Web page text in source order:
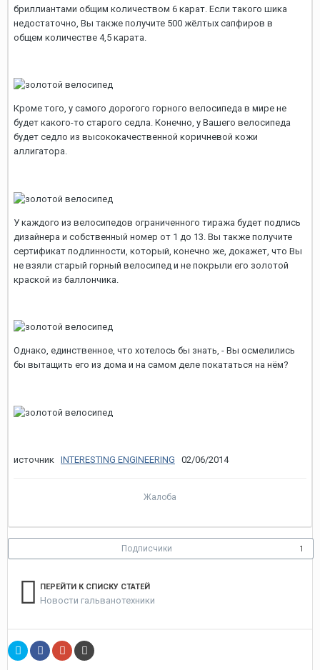
бриллиантами общим количеством 6 карат. Если такого шика
недостаточно, Вы также получите 500 жёлтых сапфиров в
общем количестве 4,5 карата.
Кроме того, у самого дорогого горного велосипеда в мире не
будет какого-то старого седла. Конечно, у Вашего велосипеда
будет седло из высококачественной коричневой кожи
аллигатора.
У каждого из велосипедов ограниченного тиража будет подпись
дизайнера и собственный номер от 1 до 13. Вы также получите
сертификат подлинности, который, конечно же, докажет, что Вы
не взяли старый горный велосипед и не покрыли его золотой
краской из баллончика.
Однако, единственное, что хотелось бы знать, - Вы осмелились
бы вытащить его из дома и на самом деле покататься на нём?
источник INTERESTING ENGINEERING 02/06/2014
Жалоба
Подписчики 1
ПЕРЕЙТИ К СПИСКУ СТАТЕЙ
Новости гальванотехники